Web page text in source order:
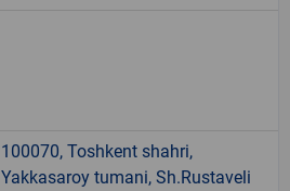
100070, Toshkent shahri,
Yakkasaroy tumani, Sh.Rustaveli